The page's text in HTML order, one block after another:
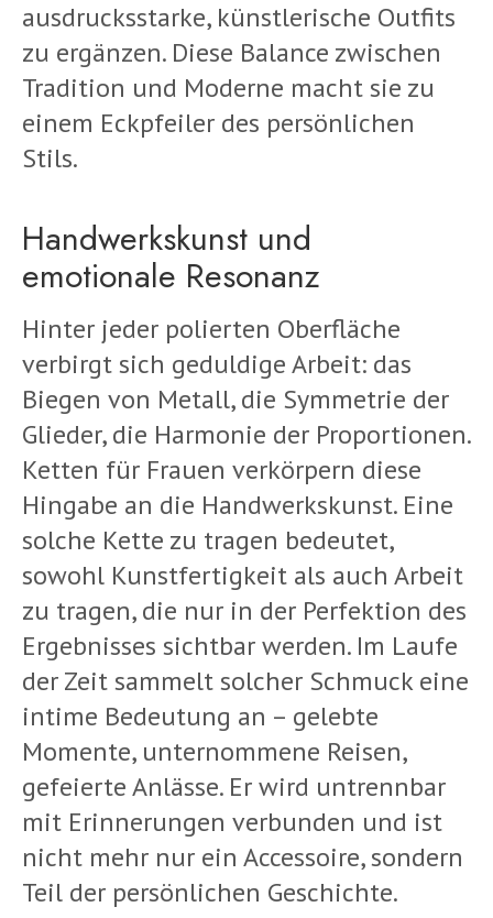
ausdrucksstarke, künstlerische Outfits
zu ergänzen. Diese Balance zwischen
Tradition und Moderne macht sie zu
einem Eckpfeiler des persönlichen
Stils.
Handwerkskunst und
emotionale Resonanz
Hinter jeder polierten Oberfläche
verbirgt sich geduldige Arbeit: das
Biegen von Metall, die Symmetrie der
Glieder, die Harmonie der Proportionen.
Ketten für Frauen verkörpern diese
Hingabe an die Handwerkskunst. Eine
solche Kette zu tragen bedeutet,
sowohl Kunstfertigkeit als auch Arbeit
zu tragen, die nur in der Perfektion des
Ergebnisses sichtbar werden. Im Laufe
der Zeit sammelt solcher Schmuck eine
intime Bedeutung an – gelebte
Momente, unternommene Reisen,
gefeierte Anlässe. Er wird untrennbar
mit Erinnerungen verbunden und ist
nicht mehr nur ein Accessoire, sondern
Teil der persönlichen Geschichte.